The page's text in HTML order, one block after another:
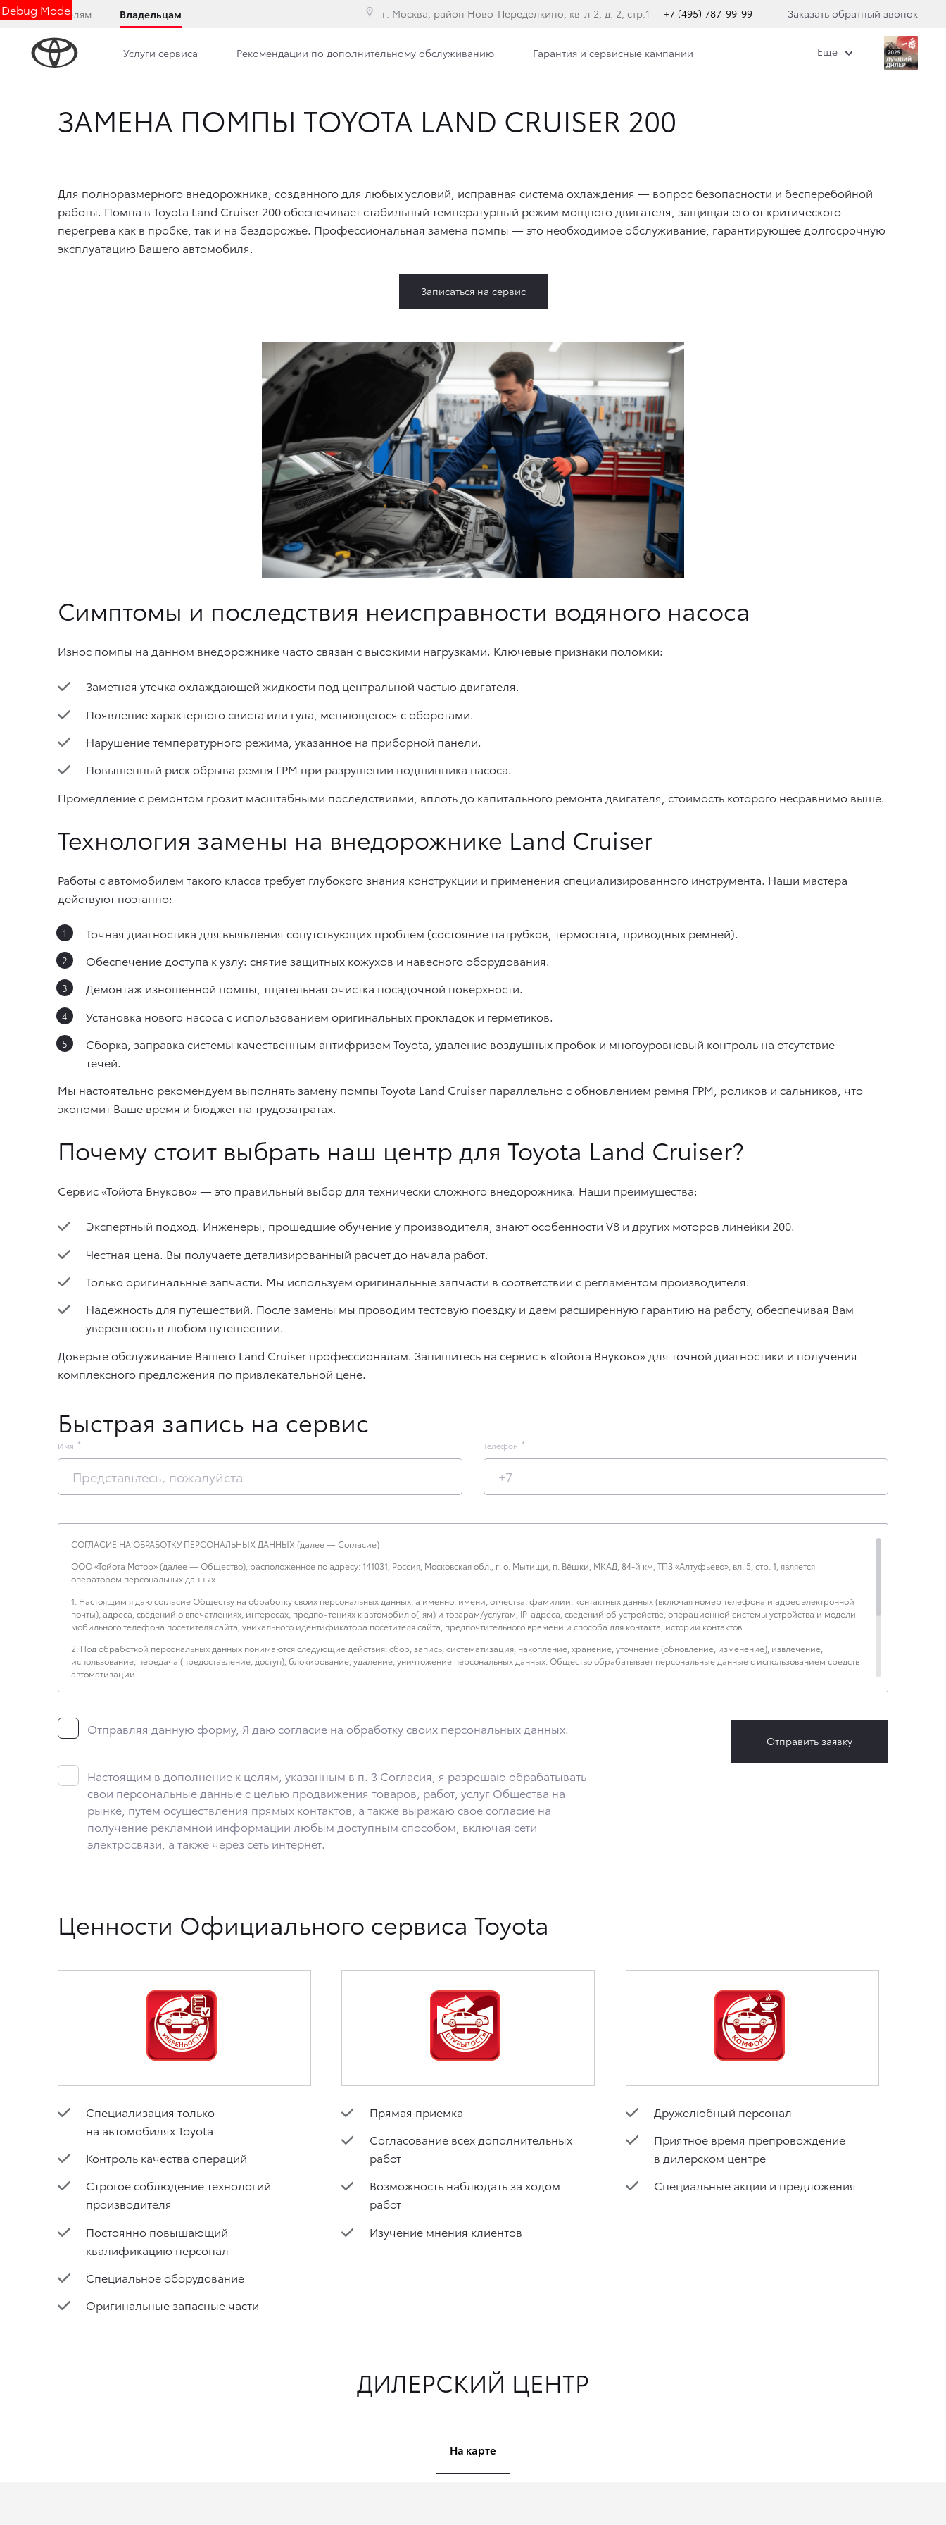
Debug Mode
Покупателям Владельцам г. Москва, район Ново-Переделкино, кв-л 2, д. 2, стр.1 +7 (495) 787-99-99 Заказать обратный звонок
Услуги сервиса Рекомендации по дополнительному обслуживанию Гарантия и сервисные кампании Еще
ЗАМЕНА ПОМПЫ TOYOTA LAND CRUISER 200
Для полноразмерного внедорожника, созданного для любых условий, исправная система охлаждения — вопрос безопасности и бесперебойной
работы. Помпа в Toyota Land Cruiser 200 обеспечивает стабильный температурный режим мощного двигателя, защищая его от критического
перегрева как в пробке, так и на бездорожье. Профессиональная замена помпы — это необходимое обслуживание, гарантирующее долгосрочную
эксплуатацию Вашего автомобиля.
Записаться на сервис
Симптомы и последствия неисправности водяного насоса
Износ помпы на данном внедорожнике часто связан с высокими нагрузками. Ключевые признаки поломки:
Заметная утечка охлаждающей жидкости под центральной частью двигателя.
Появление характерного свиста или гула, меняющегося с оборотами.
Нарушение температурного режима, указанное на приборной панели.
Повышенный риск обрыва ремня ГРМ при разрушении подшипника насоса.
Промедление с ремонтом грозит масштабными последствиями, вплоть до капитального ремонта двигателя, стоимость которого несравнимо выше.
Технология замены на внедорожнике Land Cruiser
Работы с автомобилем такого класса требует глубокого знания конструкции и применения специализированного инструмента. Наши мастера
действуют поэтапно:
Точная диагностика для выявления сопутствующих проблем (состояние патрубков, термостата, приводных ремней).
Обеспечение доступа к узлу: снятие защитных кожухов и навесного оборудования.
Демонтаж изношенной помпы, тщательная очистка посадочной поверхности.
Установка нового насоса с использованием оригинальных прокладок и герметиков.
Сборка, заправка системы качественным антифризом Toyota, удаление воздушных пробок и многоуровневый контроль на отсутствие
течей.
Мы настоятельно рекомендуем выполнять замену помпы Toyota Land Cruiser параллельно с обновлением ремня ГРМ, роликов и сальников, что
экономит Ваше время и бюджет на трудозатратах.
Почему стоит выбрать наш центр для Toyota Land Cruiser?
Сервис «Тойота Внуково» — это правильный выбор для технически сложного внедорожника. Наши преимущества:
Экспертный подход. Инженеры, прошедшие обучение у производителя, знают особенности V8 и других моторов линейки 200.
Честная цена. Вы получаете детализированный расчет до начала работ.
Только оригинальные запчасти. Мы используем оригинальные запчасти в соответствии с регламентом производителя.
Надежность для путешествий. После замены мы проводим тестовую поездку и даем расширенную гарантию на работу, обеспечивая Вам
уверенность в любом путешествии.
Доверьте обслуживание Вашего Land Cruiser профессионалам. Запишитесь на сервис в «Тойота Внуково» для точной диагностики и получения
комплексного предложения по привлекательной цене.
Быстрая запись на сервис
Имя Телефон
СОГЛАСИЕ НА ОБРАБОТКУ ПЕРСОНАЛЬНЫХ ДАННЫХ (далее — Согласие)
ООО «Тойота Мотор» (далее — Общество), расположенное по адресу: 141031, Россия, Московская обл., г. о. Мытищи, п. Вёшки, МКАД, 84-й км, ТПЗ «Алтуфьево», вл. 5, стр. 1, является
оператором персональных данных.
1. Настоящим я даю согласие Обществу на обработку своих персональных данных, а именно: имени, отчества, фамилии, контактных данных (включая номер телефона и адрес электронной
почты), адреса, сведений о впечатлениях, интересах, предпочтениях к автомобилю(-ям) и товарам/услугам, IP-адреса, сведений об устройстве, операционной системы устройства и модели
мобильного телефона посетителя сайта, уникального идентификатора посетителя сайта, предпочтительного времени и способа для контакта, истории контактов.
2. Под обработкой персональных данных понимаются следующие действия: сбор, запись, систематизация, накопление, хранение, уточнение (обновление, изменение), извлечение,
использование, передача (предоставление, доступ), блокирование, удаление, уничтожение персональных данных. Общество обрабатывает персональные данные с использованием средств
автоматизации.
3. Целью обработки персональных данных является осуществление взаимодействия Общества с посетителями и пользователями сайта.
4. Я даю согласие на передачу моих персональных данных третьим лицам, перечень которых размещен на сайте в разделе «Юридическая информация».
5. Данное Согласие действует до момента достижения цели обработки, указанной в настоящем Согласии. Я осведомлен, что Общество будет обрабатывать данные только в случае, если это
моим намерениям.
6. Согласие может быть отозвано путем направления письменного заявления Обществу заказным почтовым отправлением с описью вложения по адресу: 141031, Московская обл., г. о. Мытищи,
п. Вёшки, МКАД 84-й км, ТПЗ «Алтуфьево», вл. 5, стр. 1.
Отправляя данную форму, Я даю согласие на обработку своих персональных данных.
Настоящим в дополнение к целям, указанным в п. 3 Согласия, я разрешаю обрабатывать
свои персональные данные с целью продвижения товаров, работ, услуг Общества на
рынке, путем осуществления прямых контактов, а также выражаю свое согласие на
получение рекламной информации любым доступным способом, включая сети
электросвязи, а также через сеть интернет.
Отправить заявку
Ценности Официального сервиса Toyota
Специализация только
на автомобилях Toyota
Контроль качества операций
Строгое соблюдение технологий
производителя
Постоянно повышающий
квалификацию персонал
Специальное оборудование
Оригинальные запасные части
Прямая приемка
Согласование всех дополнительных
работ
Возможность наблюдать за ходом
работ
Изучение мнения клиентов
Дружелюбный персонал
Приятное время препровождение
в дилерском центре
Специальные акции и предложения
ДИЛЕРСКИЙ ЦЕНТР
На карте